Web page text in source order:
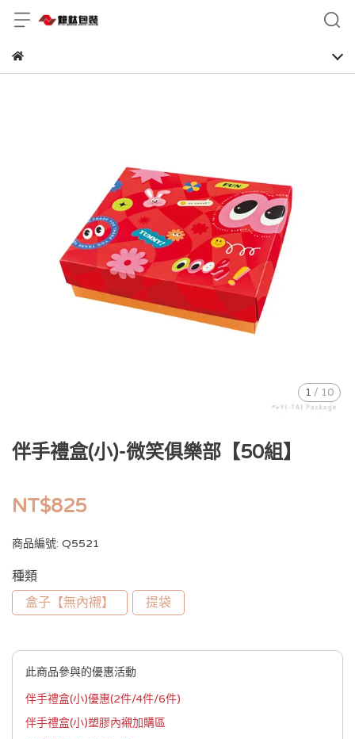
1 / 10
伴手禮盒(小)-微笑俱樂部【50組】
NT$825
商品編號: Q5521
種類
盒子【無內襯】
提袋
此商品參與的優惠活動
伴手禮盒(小)優惠(2件/4件/6件)
伴手禮盒(小)塑膠內襯加購區